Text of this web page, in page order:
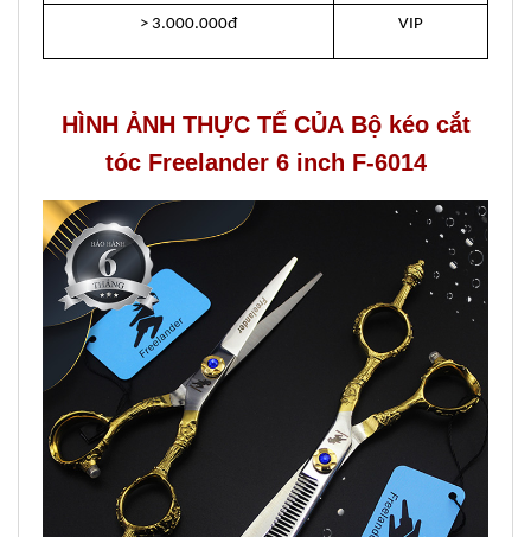
> 3.000.000đ VIP
HÌNH ẢNH THỰC TẾ CỦA Bộ kéo cắt
tóc Freelander 6 inch F-6014